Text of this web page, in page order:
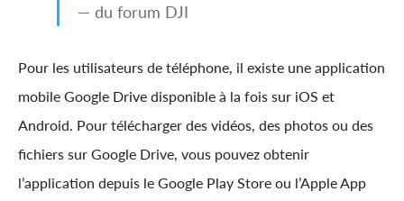
— du forum DJI
Pour les utilisateurs de téléphone, il existe une application
mobile Google Drive disponible à la fois sur iOS et
Android. Pour télécharger des vidéos, des photos ou des
fichiers sur Google Drive, vous pouvez obtenir
l’application depuis le Google Play Store ou l’Apple App